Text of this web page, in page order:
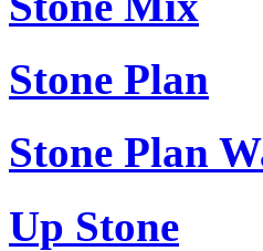
Stone Plan
Stone Plan
Up Stone